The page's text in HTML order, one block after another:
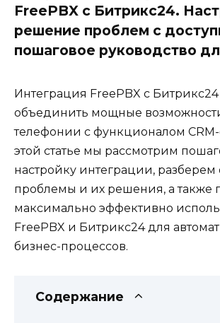
FreePBX с Битрикс24.
решение проблем с
пошаговое руководство
Интеграция FreePBX с Битрикс24
объединить мощные
телефонии с функционалом
этой статье мы рассмотрим
настройку интеграции,
проблемы и их решения, а также
максимально эффективно
FreePBX и Битрикс24 для
бизнес-процессов.
Содержание